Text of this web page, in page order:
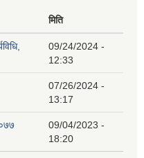
मिति
09/24/2024 -
12:33
07/26/2024 -
13:17
09/04/2023 -
18:20